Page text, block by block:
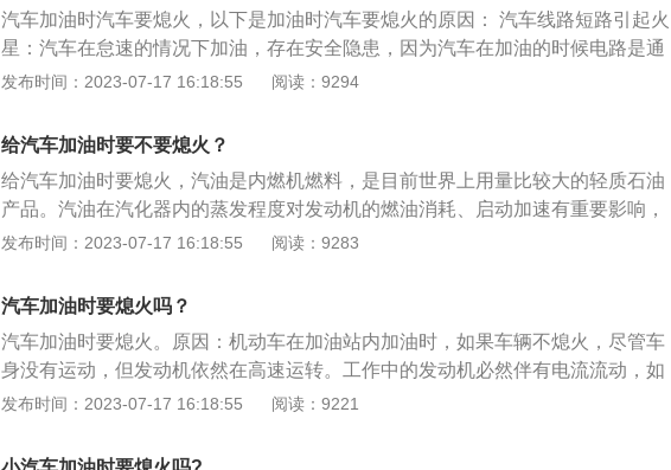
汽油很容易喷出来，并且加油时产生的泡沫也很容易被喷出来，如果遇到明火，
会立刻被点燃，后果十分严重。
汽车加油时汽车要熄火，以下是加油时汽车要熄火的原因： 汽车线路短路引起火
星：汽车在怠速的情况下加油，存在安全隐患，因为汽车在加油的时候电路是通
的状态，如果出现路线短路出现火星，很容易引起火灾。发动机产生火花：没有
箱周围的油气混合气体浓度会相应增大，由于这种混合气体的密度大于空气，不
会将其引燃引爆。汽车尾气有火星：汽车发动机在工作的时候，排出的尾气会有
火星，汽油的燃点非常低，50度就可以被点燃，排出的尾气肯定会超过这个指
数，如果和空气中的汽油分子混合点燃，很容易引发火灾。
发布时间：2023-07-17 16:18:55 阅读：9294
给汽车加油时要不要熄火？
给汽车加油时要熄火，汽油是内燃机燃料，是目前世界上用量比较大的轻质石油
产品。汽油在汽化器内的蒸发程度对发动机的燃油消耗、启动加速有重要影响，
汽油具有蒸发性，抗爆性，安全性和腐蚀性。加油的注意事项：1、市区行车不
不能在加油站内使用明火；5、不准携带危险品；6、车辆加油前应慢速驶入加油
发布时间：2023-07-17 16:18:55 阅读：9283
汽车加油时要熄火吗？
汽车加油时要熄火。原因：机动车在加油站内加油时，如果车辆不熄火，尽管车
身没有运动，但发动机依然在高速运转。工作中的发动机必然伴有电流流动，如
果此时电路出现短路或漏电现象，便十分危险。汽车加油时的注意事项：各种车
先熄火后加油。加油过程中，如果工作人员没有关闭加油枪，也绝对不能发动汽
发布时间：2023-07-17 16:18:55 阅读：9221